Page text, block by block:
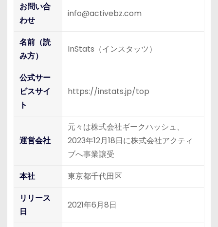
お問い合
わせ
info@activebz.com
名前（読
み方）
InStats（インスタッツ）
公式サー
ビスサイ
ト
https://instats.jp/top
運営会社
元々は株式会社ギークハッシュ、
2023年12月18日に株式会社アクティ
ブへ事業譲受
本社
東京都千代田区
リリース
日
2021年6月8日